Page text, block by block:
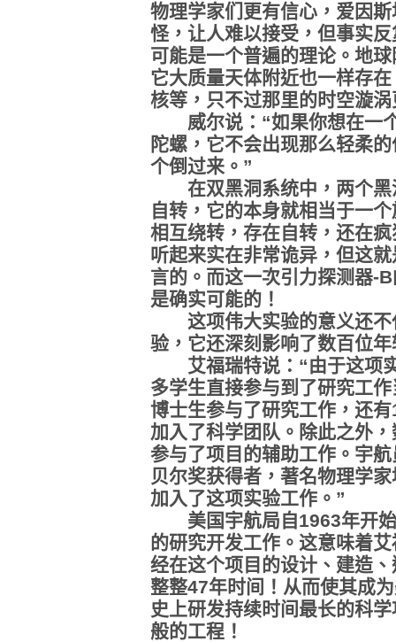
物理学家们更有信心，爱因
怪，让人难以接受，但事实
可能是一个普遍的理论。地
它大质量天体附近也一样存
核等，只不过那里的时空漩
威尔说：“如果你想在一
陀螺，它不会出现那么轻柔
个倒过来。”
在双黑洞系统中，两个黑
自转，它的本身就相当于一
相互绕转，存在自转，还在
听起来实在非常诡异，但这
言的。而这一次引力探测器-
是确实可能的！
这项伟大实验的意义还不
验，它还深刻影响了数百位
艾福瑞特说：“由于这项
多学生直接参与到了研究工
博士生参与了研究工作，还
加入了科学团队。除此之外
参与了项目的辅助工作。宇
贝尔奖获得者，著名物理学
加入了这项实验工作。”
美国宇航局自1963年开始
的研究开发工作。这意味着
经在这个项目的设计、建造
整整47年时间！从而使其成
史上研发持续时间最长的科
般的工程！